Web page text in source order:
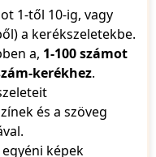
1-től 10-ig, vagy
a kerékszeletekbe.
a, 1-100 számot
kerékhez.
és a szöveg
képek